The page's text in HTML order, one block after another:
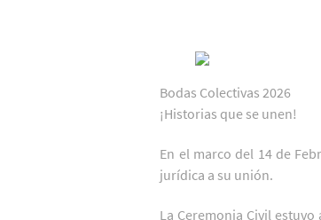
Bodas Colectivas 2026
¡Historias que se unen!
En el marco del 14 de
jurídica a su unión.
La Ceremonia Civil